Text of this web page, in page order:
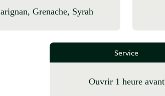
Carignan, Grenache, Syrah
Service
Ouvrir 1 heure avant